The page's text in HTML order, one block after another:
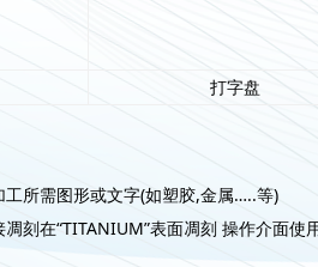
打字盘
所需图形或文字(如塑胶,金属…..等)
刻在“TITANIUM”表面凋刻 操作介面